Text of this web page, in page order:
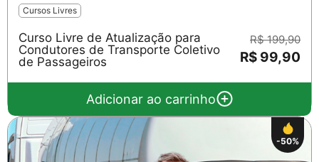
Cursos Livres
Curso Livre de Atualização para
Condutores de Transporte Coletivo
de Passageiros
R$ 199,90
R$ 99,90
Adicionar ao carrinho
-50%